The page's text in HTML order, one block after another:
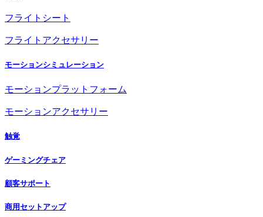
フライトシート
フライトアクセサリー
モーションシミュレーション
モーションプラットフォーム
モーションアクセサリー
触覚
ゲーミングチェア
顧客サポート
商用セットアップ